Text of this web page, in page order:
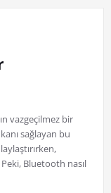
vazgeçilmez bir
sağlayan bu
Bluetooth nasıl